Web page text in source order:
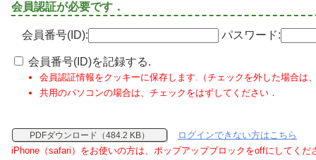
会員認証が必要です．
会員番号(ID): パスワード:
会員番号(ID)を記録する.
会員認証情報をクッキーに保存します.（チェックを外した場合は
共用のパソコンの場合は、チェックをはずしてください．
PDFダウンロード（484.2 KB）
ログインできない方はこちら
iPhone（safari）をお使いの方は、ポップアップブロックをoffにしてくだ